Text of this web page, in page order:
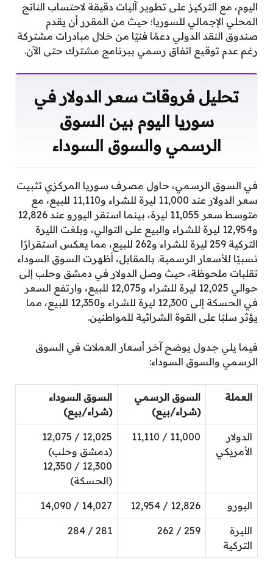
اليوم، مع التركيز على تطوير آليات دقيقة لاحتساب الناتج
المحلي الإجمالي للسوريا؛ حيث من المقرر أن يقدم
صندوق النقد الدولي دعمًا فنيًا من خلال مبادرات مشتركة
رغم عدم توقيع اتفاق رسمي ببرنامج مشترك حتى الآن.
تحليل فروقات سعر الدولار في
سوريا اليوم بين السوق
الرسمي والسوق السوداء
في السوق الرسمي، حاول مصرف سوريا المركزي تثبيت
سعر الدولار عند 11,000 ليرة للشراء و11,110 للبيع، مع
متوسط سعر 11,055 ليرة، بينما استقر اليورو عند 12,826
و12,954 ليرة للشراء والبيع على التوالي، وبلغت الليرة
التركية 259 ليرة للشراء و262 للبيع، مما يعكس استقرارًا
نسبيًا للأسعار الرسمية. بالمقابل، أظهرت السوق السوداء
تقلبات ملحوظة، حيث وصل الدولار في دمشق وحلب إلى
حوالي 12,025 ليرة للشراء و12,075 للبيع، وارتفع السعر
في الحسكة إلى 12,300 ليرة للشراء و12,350 للبيع، مما
يؤثر سلبًا على القوة الشرائية للمواطنين.
فيما يلي جدول يوضح آخر أسعار العملات في السوق
الرسمي والسوق السوداء:
العملة
السوق الرسمي
(شراء/بيع)
السوق السوداء
(شراء/بيع)
الدولار
الأمريكي
11,000 / 11,110
12,025 / 12,075
(دمشق وحلب)
12,300 / 12,350
(الحسكة)
اليورو 12,826 / 12,954
14,027 / 14,090
الليرة
التركية
259 / 262
281 / 284